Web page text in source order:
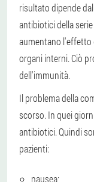
risultato dipende
antibiotici della
aumentano l'effetto
organi interni. Ciò
dell'immunità.
Il problema della
scorso. In quei
antibiotici. Quindi
pazienti:
nausea;